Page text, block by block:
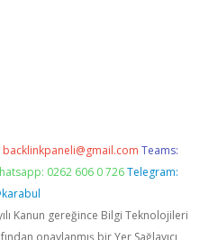
backlinkpaneli@gmail.com Teams:
0262 606 0 726 Telegram:
Kanun gereğince Bilgi Teknolojileri
onaylanmış bir Yer Sağlayıcı